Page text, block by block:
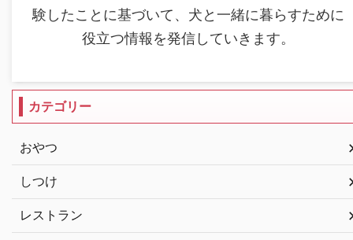
験したことに基づいて、犬と一緒に暮らすために
役立つ情報を発信していきます。
カテゴリー
おやつ
しつけ
レストラン